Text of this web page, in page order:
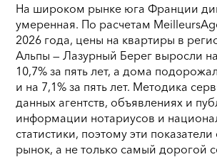
На широком рынке юга Франции
умеренная. По расчетам
2026 года, цены на квартиры в
Альпы — Лазурный Берег выросли
10,7% за пять лет, а дома
и на 7,1% за пять лет. Методика
данных агентств, объявлениях и
информации нотариусов и
статистики, поэтому эти
рынок, а не только самый дорогой